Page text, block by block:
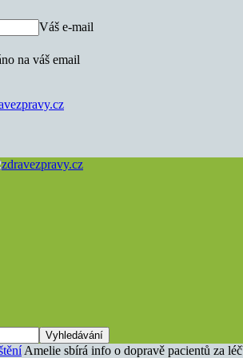
Váš e-mail
na váš email
Amelie sbírá info o dopravě pacientů za